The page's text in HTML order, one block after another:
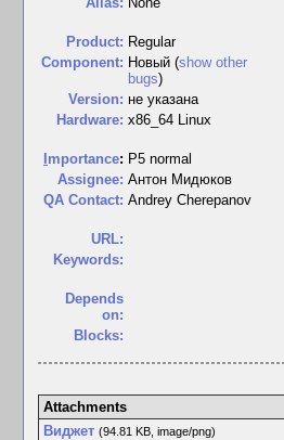
Product: Regular
Component: Новый (show other
bugs)
Version: не указана
Hardware: x86_64 Linux
mportance: P5 normal
Assignee: Антон Мидюков
QA Contact: Andrey Cherepanov
URL:
Keywords:
Depends
on:
Blocks:
Attachments
Виджет (94.81 KB, image/png)